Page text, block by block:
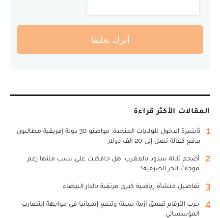
أترك تعليقا
المقالات الأكثر قراءة
1
تأشيرة الدخول للولايات المتحدة: مواطنو 30 دولة إفريقية مطالبون
بدفع كفالة تصل إلى 20 ألف دولار
2
أضخم ثلاثة سدود بالمغرب: هل حافظت على نسب ملئها رغم
موجات الحر الصيفية؟
3 تفاصيل منشأة رياضية كبرى مرتقبة بالدار البيضاء
4
حرب الأرقام تعمق أزمة سبتة وتضع إسبانيا في مواجهة التضارب
المؤسساتي